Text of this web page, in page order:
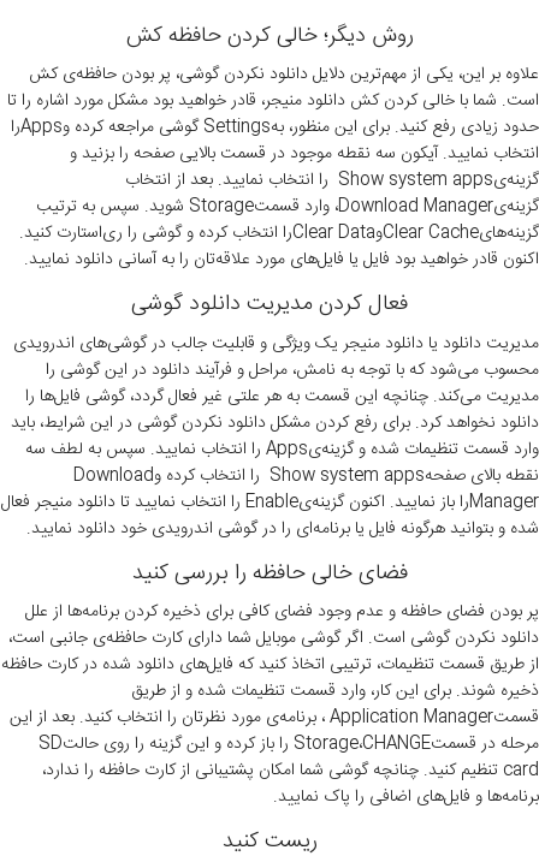
روش دیگر؛ خالی کردن حافظه کش
علاوه‌ بر این، یکی از مهم‌ترین دلایل دانلود نکردن گوشی‌، پر بودن حافظه‌ی کش
است. شما با خالی کردن کش دانلود منیجر، قادر خواهید بود مشکل مورد اشاره را تا
حدود زیادی رفع کنید. برای این منظور، بهSettings گوشی مراجعه کرده وAppsرا
انتخاب نمایید. آیکون سه نقطه موجود در قسمت بالایی صفحه را بزنید و
گزینه‌یShow system apps را انتخاب نمایید. بعد از انتخاب
گزینه‌یDownload Manager، وارد قسمتStorage شوید. سپس به ترتیب
گزینه‌هایClear CacheوClear Dataرا انتخاب کرده و گوشی را ری‌استارت کنید.
اکنون قادر خواهید بود فایل یا فایل‌های مورد علاقه‌تان را به‌ آسانی دانلود نمایید.
فعال کردن مدیریت دانلود گوشی
مدیریت دانلود یا دانلود منیجر یک ویژگی و قابلیت جالب در گوشی‌های اندرویدی
محسوب می‌شود که با توجه به نامش، مراحل و فرآیند دانلود در این گوشی را
مدیریت می‌کند. چنانچه این قسمت به هر علتی غیر فعال گردد، گوشی فایل‌ها را
دانلود نخواهد کرد. برای رفع کردن مشکل دانلود نکردن گوشی در این شرایط، باید
وارد قسمت تنظیمات شده و گزینه‌یApps را انتخاب نمایید. سپس به‌ لطف سه
نقطه بالای صفحهShow system apps را انتخاب کرده وDownload
Managerرا باز نمایید. اکنون گزینه‌یEnable را انتخاب نمایید تا دانلود منیجر فعال
شده و بتوانید هرگونه فایل یا برنامه‌ای را در گوشی اندرویدی خود دانلود نمایید.
فضای خالی حافظه را بررسی کنید
پر بودن فضای حافظه و عدم وجود فضای کافی برای ذخیره کردن برنامه‌ها از علل
دانلود نکردن گوشی است. اگر گوشی موبایل شما دارای کارت حافظه‌ی جانبی است،
از طریق قسمت تنظیمات، ترتیبی اتخاذ کنید که فایل‌های دانلود شده در کارت حافظه
ذخیره شوند. برای این کار، وارد قسمت تنظیمات شده و از طریق
قسمتApplication Manager ، برنامه‌ی مورد نظرتان را انتخاب کنید. بعد از این
مرحله در قسمتStorage،CHANGE را باز کرده و این گزینه را روی حالتSD
card تنظیم کنید. چنانچه گوشی شما امکان پشتیبانی از کارت حافظه را ندارد،
برنامه‌ها و فایل‌های اضافی را پاک نمایید.
ریست کنید